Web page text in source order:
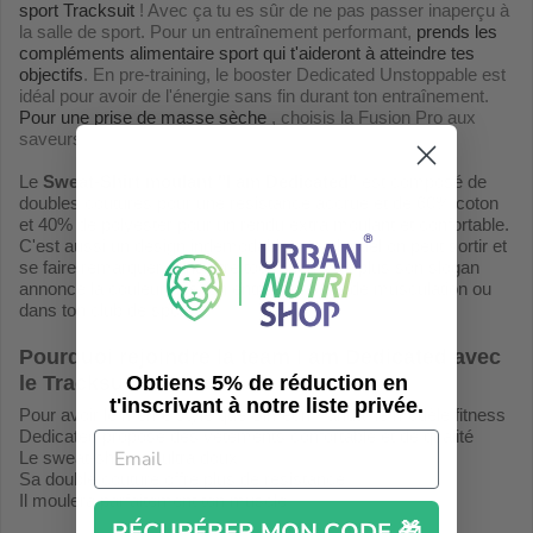
sport Tracksuit ! Avec ça tu es sûr de ne pas passer inaperçu à
la salle de sport. Pour un entraînement performant, prends les
compléments alimentaire sport qui t'aideront à atteindre tes
objectifs. En pre-training, le booster Dedicated Unstoppable est
idéal pour avoir de l'énergie sans fin durant ton entraînement.
Pour une prise de masse sèche , choisis la Fusion Pro aux
saveurs et textures étonnantes de crèmes glacées.
Le Sweat-Shirt moulant "I am Dedicated"
est composé de
doubles coutures pour une résistance accrue et de 60% coton
et 40% de polyester pour un rendu extra moulant et confortable.
C'est aussi un design indémodable avec lequel on peut sortir et
se faire remarquer sans être too much ! De plus son slogan
annonce la couleur dès ton entrée en salle de musculation ou
dans ton club de sport.
Pourquoi rejoindre la team I am Dedicated
avec
le Tracksuit Hoodie?
Pour avoir le même style que Simeon Panda, le modèle fitness
Dedicated propose des vêtements confortable et de qualité
Le sweat-shirt est ultra doux
Sa double couture offre plus de résistance
Il moulera parfaitement ton muscle.
Obtiens 5% de réduction en
t'inscrivant à notre liste privée.